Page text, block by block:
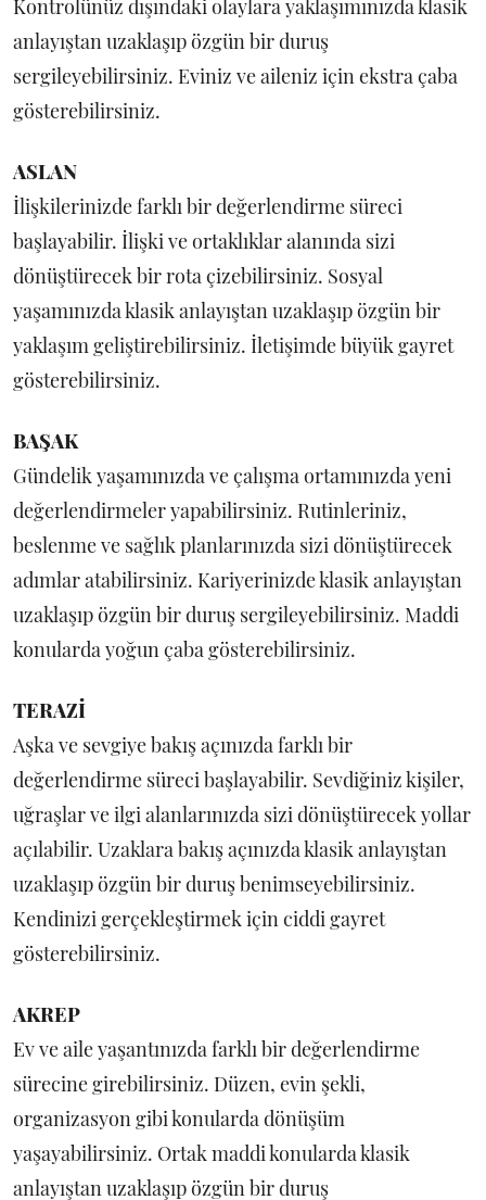
Kontrolünüz dışındaki olaylara yaklaşımınızda klasik
anlayıştan uzaklaşıp özgün bir duruş
sergileyebilirsiniz. Eviniz ve aileniz için ekstra çaba
gösterebilirsiniz.
ASLAN
İlişkilerinizde farklı bir değerlendirme süreci
başlayabilir. İlişki ve ortaklıklar alanında sizi
dönüştürecek bir rota çizebilirsiniz. Sosyal
yaşamınızda klasik anlayıştan uzaklaşıp özgün bir
yaklaşım geliştirebilirsiniz. İletişimde büyük gayret
gösterebilirsiniz.
BAŞAK
Gündelik yaşamınızda ve çalışma ortamınızda yeni
değerlendirmeler yapabilirsiniz. Rutinleriniz,
beslenme ve sağlık planlarınızda sizi dönüştürecek
adımlar atabilirsiniz. Kariyerinizde klasik anlayıştan
uzaklaşıp özgün bir duruş sergileyebilirsiniz. Maddi
konularda yoğun çaba gösterebilirsiniz.
TERAZİ
Aşka ve sevgiye bakış açınızda farklı bir
değerlendirme süreci başlayabilir. Sevdiğiniz kişiler,
uğraşlar ve ilgi alanlarınızda sizi dönüştürecek yollar
açılabilir. Uzaklara bakış açınızda klasik anlayıştan
uzaklaşıp özgün bir duruş benimseyebilirsiniz.
Kendinizi gerçekleştirmek için ciddi gayret
gösterebilirsiniz.
AKREP
Ev ve aile yaşantınızda farklı bir değerlendirme
sürecine girebilirsiniz. Düzen, evin şekli,
organizasyon gibi konularda dönüşüm
yaşayabilirsiniz. Ortak maddi konularda klasik
anlayıştan uzaklaşıp özgün bir duruş